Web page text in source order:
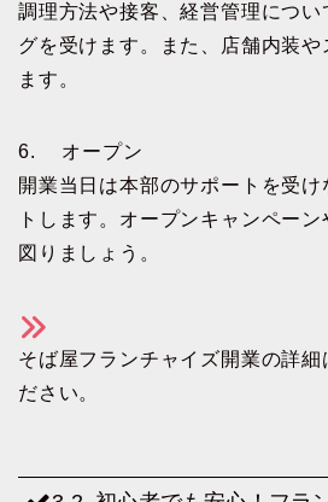
調理方法や接客、経営管理につい
グを受けます。また、店舗内装
ます。
6. オープン
開業当日は本部のサポートを受
トします。オープンキャンペー
図りましょう。
そば屋フランチャイズ開業の詳細
ださい。